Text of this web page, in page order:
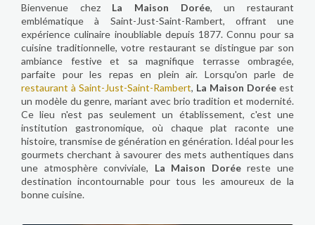
Bienvenue chez La Maison Dorée, un restaurant
emblématique à Saint-Just-Saint-Rambert, offrant une
expérience culinaire inoubliable depuis 1877. Connu pour sa
cuisine traditionnelle, votre restaurant se distingue par son
ambiance festive et sa magnifique terrasse ombragée,
parfaite pour les repas en plein air. Lorsqu'on parle de
restaurant à Saint-Just-Saint-Rambert, La Maison Dorée est
un modèle du genre, mariant avec brio tradition et modernité.
Ce lieu n'est pas seulement un établissement, c'est une
institution gastronomique, où chaque plat raconte une
histoire, transmise de génération en génération. Idéal pour les
gourmets cherchant à savourer des mets authentiques dans
une atmosphère conviviale, La Maison Doréereste une
destination incontournable pour tous les amoureux de la
bonne cuisine.